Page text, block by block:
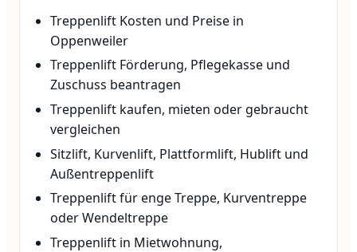
Treppenlift Kosten und Preise in
Oppenweiler
Treppenlift Förderung, Pflegekasse und
Zuschuss beantragen
Treppenlift kaufen, mieten oder gebraucht
vergleichen
Sitzlift, Kurvenlift, Plattformlift, Hublift und
Außentreppenlift
Treppenlift für enge Treppe, Kurventreppe
oder Wendeltreppe
Treppenlift in Mietwohnung,